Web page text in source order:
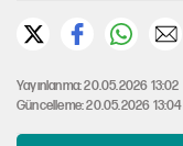
Yayınlanma: 20.05.2026 13:02
Güncelleme: 20.05.2026 13:04